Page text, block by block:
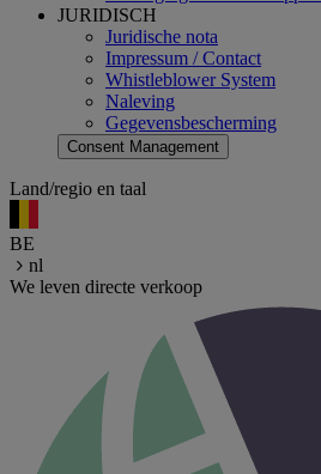
JURIDISCH
Juridische nota
Impressum / Contact
Whistleblower System
Naleving
Gegevensbescherming
Consent Management
Land/regio en taal
BE
nl
We leven directe verkoop